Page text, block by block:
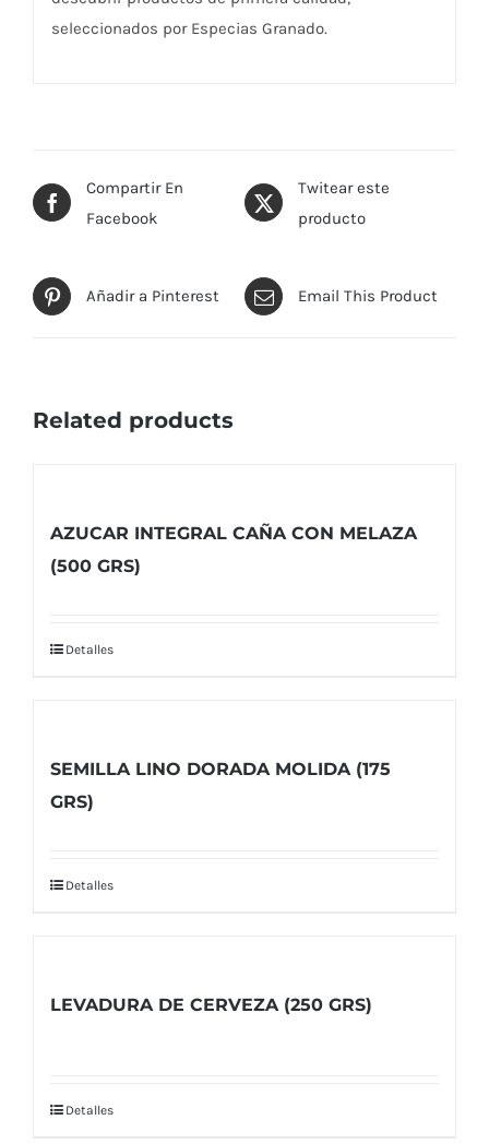
seleccionados por Especias Granado.
Compartir En
Facebook
Twitear este
producto
Añadir a Pinterest Email This Product
Related products
AZUCAR INTEGRAL CAÑA CON MELAZA
(500 GRS)
Detalles
SEMILLA LINO DORADA MOLIDA (175
GRS)
Detalles
LEVADURA DE CERVEZA (250 GRS)
Detalles